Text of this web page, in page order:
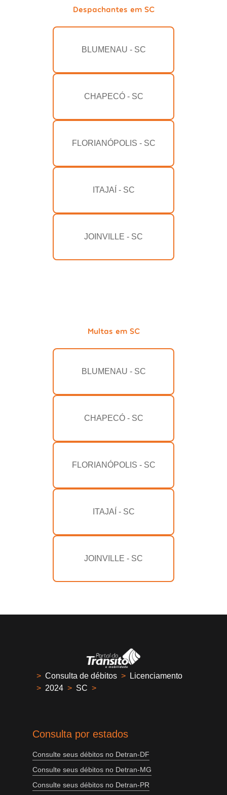
Despachantes em SC
BLUMENAU - SC
CHAPECÓ - SC
FLORIANÓPOLIS - SC
ITAJAÍ - SC
JOINVILLE - SC
Multas em SC
BLUMENAU - SC
CHAPECÓ - SC
FLORIANÓPOLIS - SC
ITAJAÍ - SC
JOINVILLE - SC
> Consulta de débitos >
Licenciamento
> 2024 > SC >
Consulta por estados
Consulte seus débitos no Detran-DF
Consulte seus débitos no Detran-MG
Consulte seus débitos no Detran-PR